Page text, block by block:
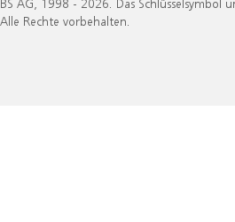
Rechte vorbehalten.